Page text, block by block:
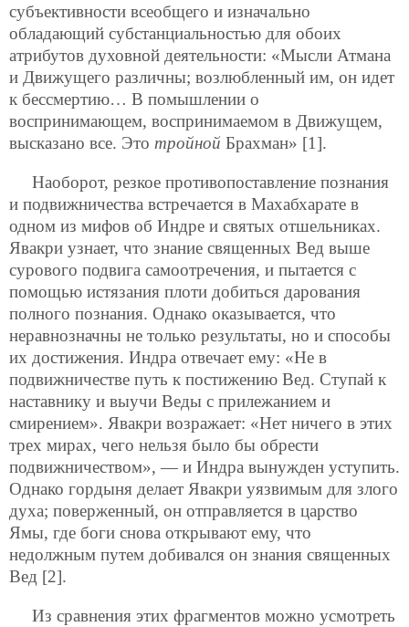
субъективности всеобщего и изначально
обладающий субстанциальностью для обоих
атрибутов духовной деятельности: «Мысли Атмана
и Движущего различны; возлюбленный им, он идет
к бессмертию… В помышлении о
воспринимающем, воспринимаемом в Движущем,
высказано все. Это тройной Брахман» [1].
Наоборот, резкое противопоставление познания
и подвижничества встречается в Махабхарате в
одном из мифов об Индре и святых отшельниках.
Явакри узнает, что знание священных Вед выше
сурового подвига самоотречения, и пытается с
помощью истязания плоти добиться дарования
полного познания. Однако оказывается, что
неравнозначны не только результаты, но и способы
их достижения. Индра отвечает ему: «Не в
подвижничестве путь к постижению Вед. Ступай к
наставнику и выучи Веды с прилежанием и
смирением». Явакри возражает: «Нет ничего в этих
трех мирах, чего нельзя было бы обрести
подвижничеством», — и Индра вынужден уступить.
Однако гордыня делает Явакри уязвимым для злого
духа; поверженный, он отправляется в царство
Ямы, где боги снова открывают ему, что
недолжным путем добивался он знания священных
Вед [2].
Из сравнения этих фрагментов можно усмотреть